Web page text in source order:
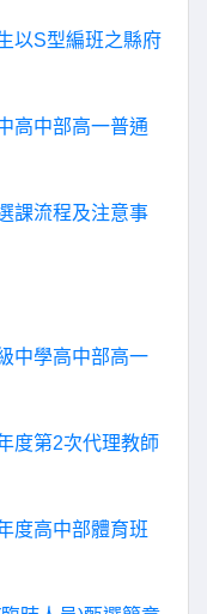
以S型編班之縣府
高中部高一普通
課流程及注意事
中學高中部高一
度第2次代理教師
度高中部體育班